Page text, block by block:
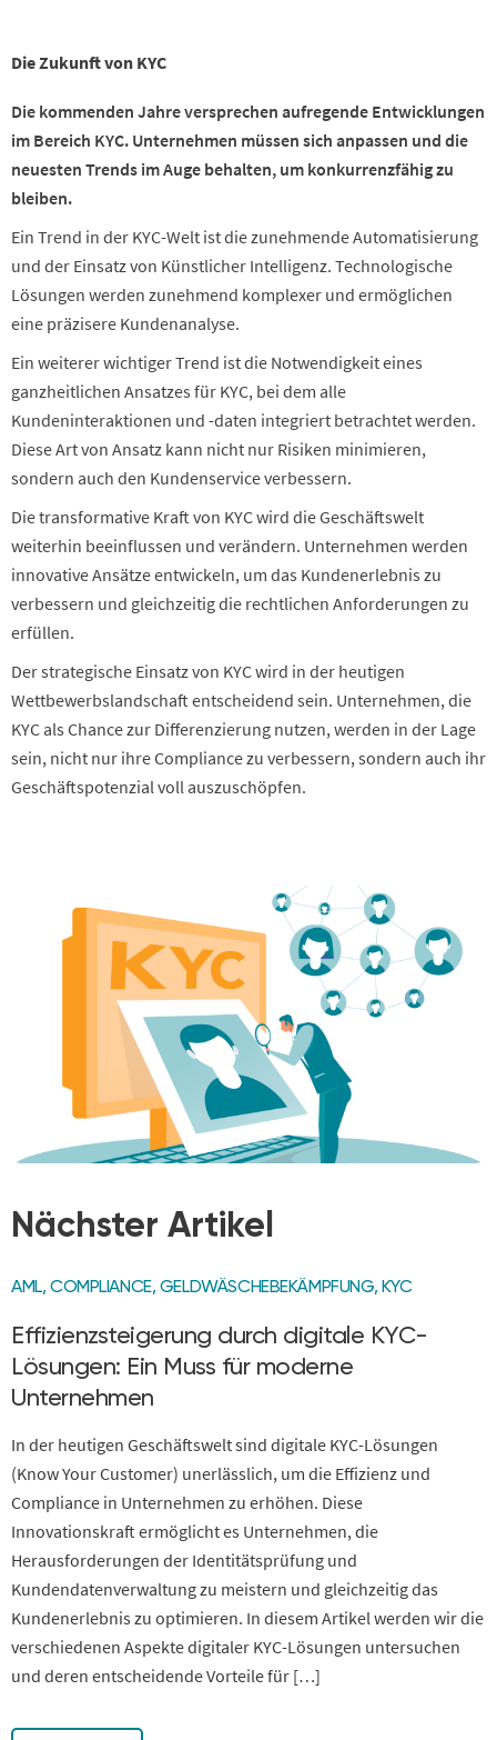
Die Zukunft von KYC
Die kommenden Jahre versprechen aufregende Entwicklungen
im Bereich KYC. Unternehmen müssen sich anpassen und die
neuesten Trends im Auge behalten, um konkurrenzfähig zu
bleiben.
Ein Trend in der KYC-Welt ist die zunehmende Automatisierung
und der Einsatz von Künstlicher Intelligenz. Technologische
Lösungen werden zunehmend komplexer und ermöglichen
eine präzisere Kundenanalyse.
Ein weiterer wichtiger Trend ist die Notwendigkeit eines
ganzheitlichen Ansatzes für KYC, bei dem alle
Kundeninteraktionen und -daten integriert betrachtet werden.
Diese Art von Ansatz kann nicht nur Risiken minimieren,
sondern auch den Kundenservice verbessern.
Die transformative Kraft von KYC wird die Geschäftswelt
weiterhin beeinflussen und verändern. Unternehmen werden
innovative Ansätze entwickeln, um das Kundenerlebnis zu
verbessern und gleichzeitig die rechtlichen Anforderungen zu
erfüllen.
Der strategische Einsatz von KYC wird in der heutigen
Wettbewerbslandschaft entscheidend sein. Unternehmen, die
KYC als Chance zur Differenzierung nutzen, werden in der Lage
sein, nicht nur ihre Compliance zu verbessern, sondern auch ihr
Geschäftspotenzial voll auszuschöpfen.
Nächster Artikel
AML, COMPLIANCE, GELDWÄSCHEBEKÄMPFUNG, KYC
Effizienzsteigerung durch digitale KYC-
Lösungen: Ein Muss für moderne
Unternehmen
In der heutigen Geschäftswelt sind digitale KYC-Lösungen
(Know Your Customer) unerlässlich, um die Effizienz und
Compliance in Unternehmen zu erhöhen. Diese
Innovationskraft ermöglicht es Unternehmen, die
Herausforderungen der Identitätsprüfung und
Kundendatenverwaltung zu meistern und gleichzeitig das
Kundenerlebnis zu optimieren. In diesem Artikel werden wir die
verschiedenen Aspekte digitaler KYC-Lösungen untersuchen
und deren entscheidende Vorteile für […]